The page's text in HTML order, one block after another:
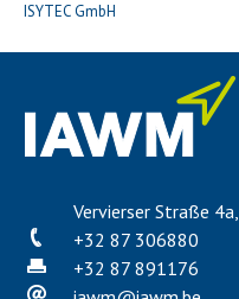
ISYTEC GmbH
Vervierser Straße
+32 87 306880
+32 87 891176